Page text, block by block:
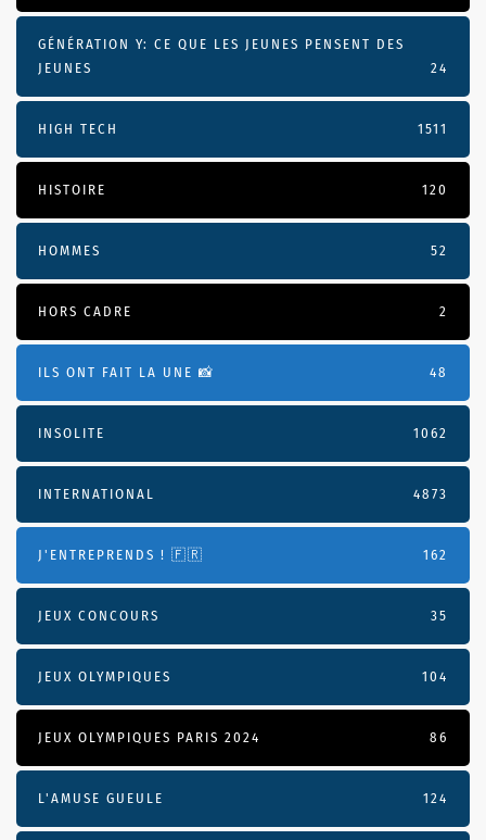
GÉNÉRATION Y: CE QUE LES JEUNES PENSENT DES
JEUNES
24
HIGH TECH 1511
HISTOIRE 120
HOMMES 52
HORS CADRE 2
ILS ONT FAIT LA UNE 📸 48
INSOLITE 1062
INTERNATIONAL 4873
J'ENTREPRENDS ! 🇫🇷 162
JEUX CONCOURS 35
JEUX OLYMPIQUES 104
JEUX OLYMPIQUES PARIS 2024 86
L'AMUSE GUEULE 124